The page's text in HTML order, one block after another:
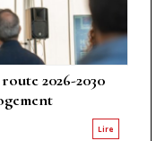
2026-2030
Lire